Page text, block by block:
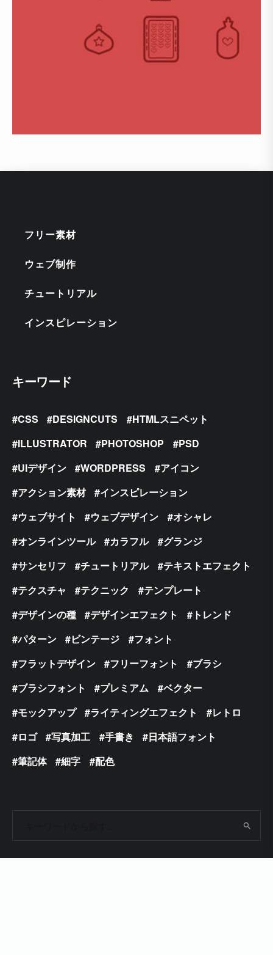
フリー素材
ウェブ制作
チュートリアル
インスピレーション
キーワード
CSS DESIGNCUTS
HTMLスニペット
ILLUSTRATOR
PHOTOSHOP
PSD
UIデザイン
WORDPRESS
アイコン
アクション素材
インスピレーション
ウェブサイト
ウェブデザイン
オシャレ
オンラインツール
カラフル
グランジ
サンセリフ
チュートリアル
テキストエフェクト
テクスチャ
テクニック
テンプレート
デザインの種
デザインエフェクト
トレンド
パターン
ビンテージ
フォント
フラットデザイン
フリーフォント
ブラシ
ブラシフォント
プレミアム
ベクター
モックアップ
ライティングエフェクト
レトロ
ロゴ
写真加工 手書き
日本語フォント
筆記体
細字 配色